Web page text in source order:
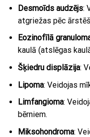
Desmoīds audzējs:
atgriežas pēc
Eozinofīlā
kaulā (atslēgas
Šķiedru displāzija:
Lipoma: Veidojas
Limfangioma:
bērniem.
Miksohondroma: